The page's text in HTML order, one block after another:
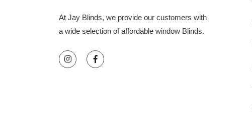
At Jay Blinds, we provide our customers with
a wide selection of affordable window Blinds.